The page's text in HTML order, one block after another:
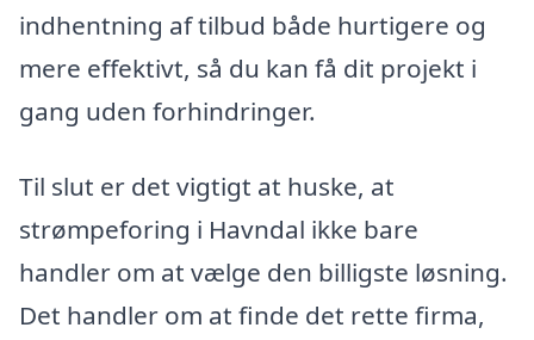
indhentning af tilbud både hurtigere og
mere effektivt, så du kan få dit projekt i
gang uden forhindringer.
Til slut er det vigtigt at huske, at
strømpeforing i Havndal ikke bare
handler om at vælge den billigste løsning.
Det handler om at finde det rette firma,